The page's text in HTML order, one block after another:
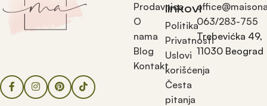
Prodavnica
O
nama
Blog
Kontakt
linkovi
Politika
Privatnosti
Uslovi
korišćenja
Česta
pitanja
063/283-755
Trebevićka 49,
11030 Beograd